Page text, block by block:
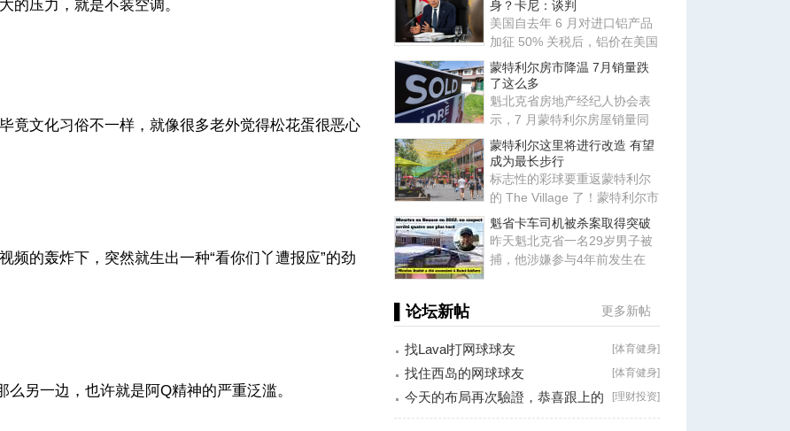
的压力，就是不装空调。
竟文化习俗不一样，就像很多老外觉得松花蛋很恶心
频的轰炸下，突然就生出一种“看你们丫遭报应”的劲
另一边，也许就是阿Q精神的严重泛滥。
身？卡尼：谈判
美国自去年 6 月对进口铝产品
加征 50% 关税后，铝价在美国
国内持续飙升。根据加拿大总
蒙特利尔房市降温 7月销量跌
了这么多
魁北克省房地产经纪人协会表
示，7 月蒙特利尔房屋销量同
比下降 10%，房地产市场出现
降
蒙特利尔这里将进行改造 有望
成为最长步行
标志性的彩球要重返蒙特利尔
的 The Village 了！蒙特利尔市
长 Soraya Martinez Ferrad
魁省卡车司机被杀案取得突破
昨天魁北克省一名29岁男子被
捕，他涉嫌参与4年前发生在
▌论坛新帖 更多新帖
[体育健身]
找Laval打网球球友
[体育健身]
找住西岛的网球球友
[理财投资]
今天的布局再次驗證，恭喜跟上的
朋友！